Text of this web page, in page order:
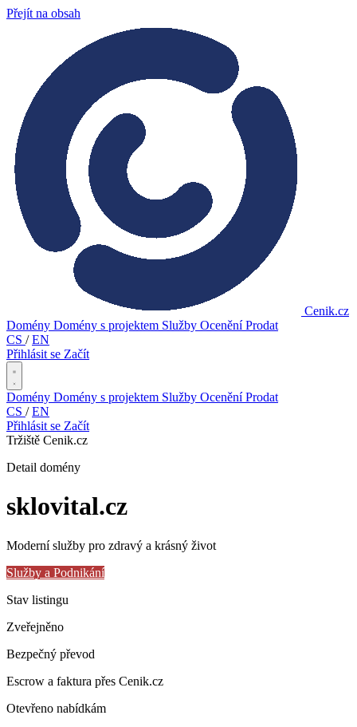
Přejít na obsah
Cenik.cz
Domény Domény s projektem Služby OceněníProdat
CS / EN
Přihlásit se Začít
Domény Domény s projektem Služby OceněníProdat
CS / EN
Přihlásit se Začít
Tržiště Cenik.cz
Detail domény
sklovital.cz
Moderní služby pro zdravý a krásný život
Služby a Podnikání
Stav listingu
Zveřejněno
Bezpečný převod
Escrow a faktura přes Cenik.cz
Otevřeno nabídkám